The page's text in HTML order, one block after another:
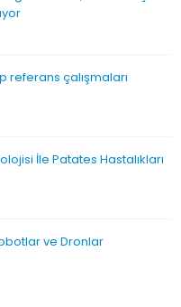
referans çalışmaları
İle Patates Hastalıkları
ve Dronlar